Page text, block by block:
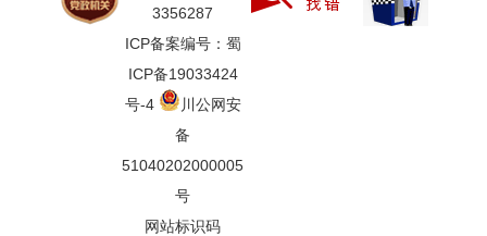
3356287
ICP备案编号：蜀
ICP备19033424
号-4
川公网安
备
51040202000005
号
网站标识码